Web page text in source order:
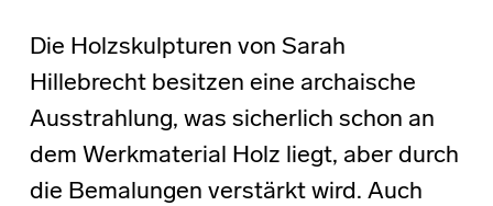
Die Holzskulpturen von Sarah
Hillebrecht besitzen eine archaische
Ausstrahlung, was sicherlich schon an
dem Werkmaterial Holz liegt, aber durch
die Bemalungen verstärkt wird. Auch